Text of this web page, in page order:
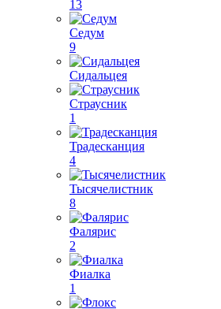
13
Седум
9
Сидальцея
Страусник
1
Традесканция
4
Тысячелистник
8
Фалярис
2
Фиалка
1